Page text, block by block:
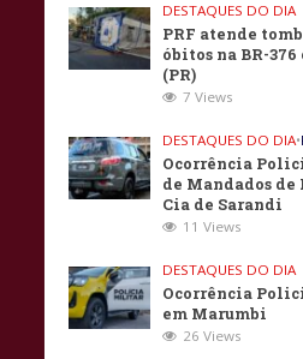
DESTAQUES DO DIA
PRF atende
óbitos na BR-
(PR)
7 Views
DESTAQUES DO DIA•
Ocorrência
de Mandados de
Cia de Sarandi
11 Views
DESTAQUES DO DIA
Ocorrência
em Marumbi
26 Views